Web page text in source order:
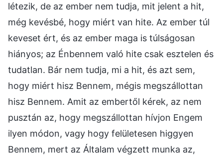
létezik, de az ember nem tudja, mit jelent a hit,
még kevésbé, hogy miért van hite. Az ember túl
keveset ért, és az ember maga is túlságosan
hiányos; az Énbennem való hite csak esztelen és
tudatlan. Bár nem tudja, mi a hit, és azt sem,
hogy miért hisz Bennem, mégis megszállottan
hisz Bennem. Amit az embertől kérek, az nem
pusztán az, hogy megszállottan hívjon Engem
ilyen módon, vagy hogy felületesen higgyen
Bennem, mert az Általam végzett munka az,